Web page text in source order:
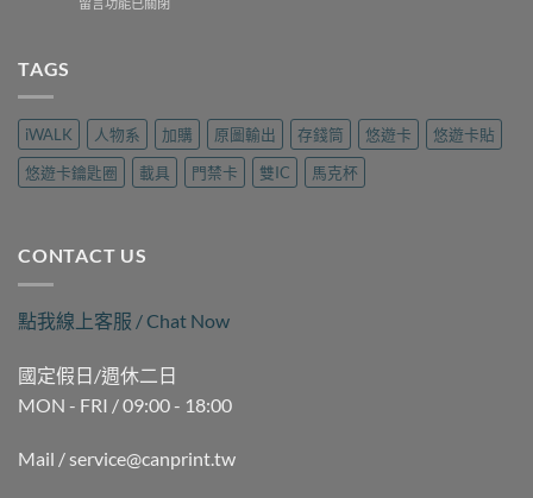
坊
印〉
中
瑞
用
品
現
作
印〉
中
卡
九
如
二
路
通
訊
場
製
｜
可
印〉
扣
貝
（晚
｜
街
琨
娜
據
可
TAGS
iWALK 人物系 加購 原圖輸出 存錢筒 悠遊卡
悠遊卡貼
悠遊卡鑰匙圈
載具 門禁卡 雙IC 馬克杯
CONTACT US
點我線上客服 / Chat Now
國定假日/週休二日
MON - FRI / 09:00 - 18:00
Mail / service@canprint.tw